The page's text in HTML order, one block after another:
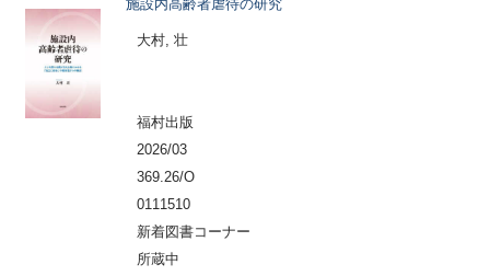
施設内高齢者虐待の研究
大村, 壮
福村出版
2026/03
369.26/O
0111510
新着図書コーナー
所蔵中